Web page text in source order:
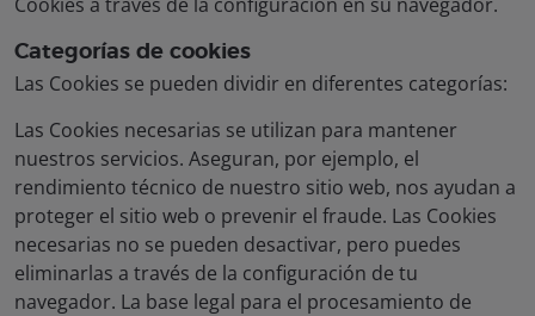
Categorías de cookies
Las Cookies se pueden dividir en diferentes categorías:
Las Cookies necesarias se utilizan para mantener
nuestros servicios. Aseguran, por ejemplo, el
rendimiento técnico de nuestro sitio web, nos ayudan a
proteger el sitio web o prevenir el fraude. Las Cookies
necesarias no se pueden desactivar, pero puedes
eliminarlas a través de la configuración de tu
navegador. La base legal para el procesamiento de